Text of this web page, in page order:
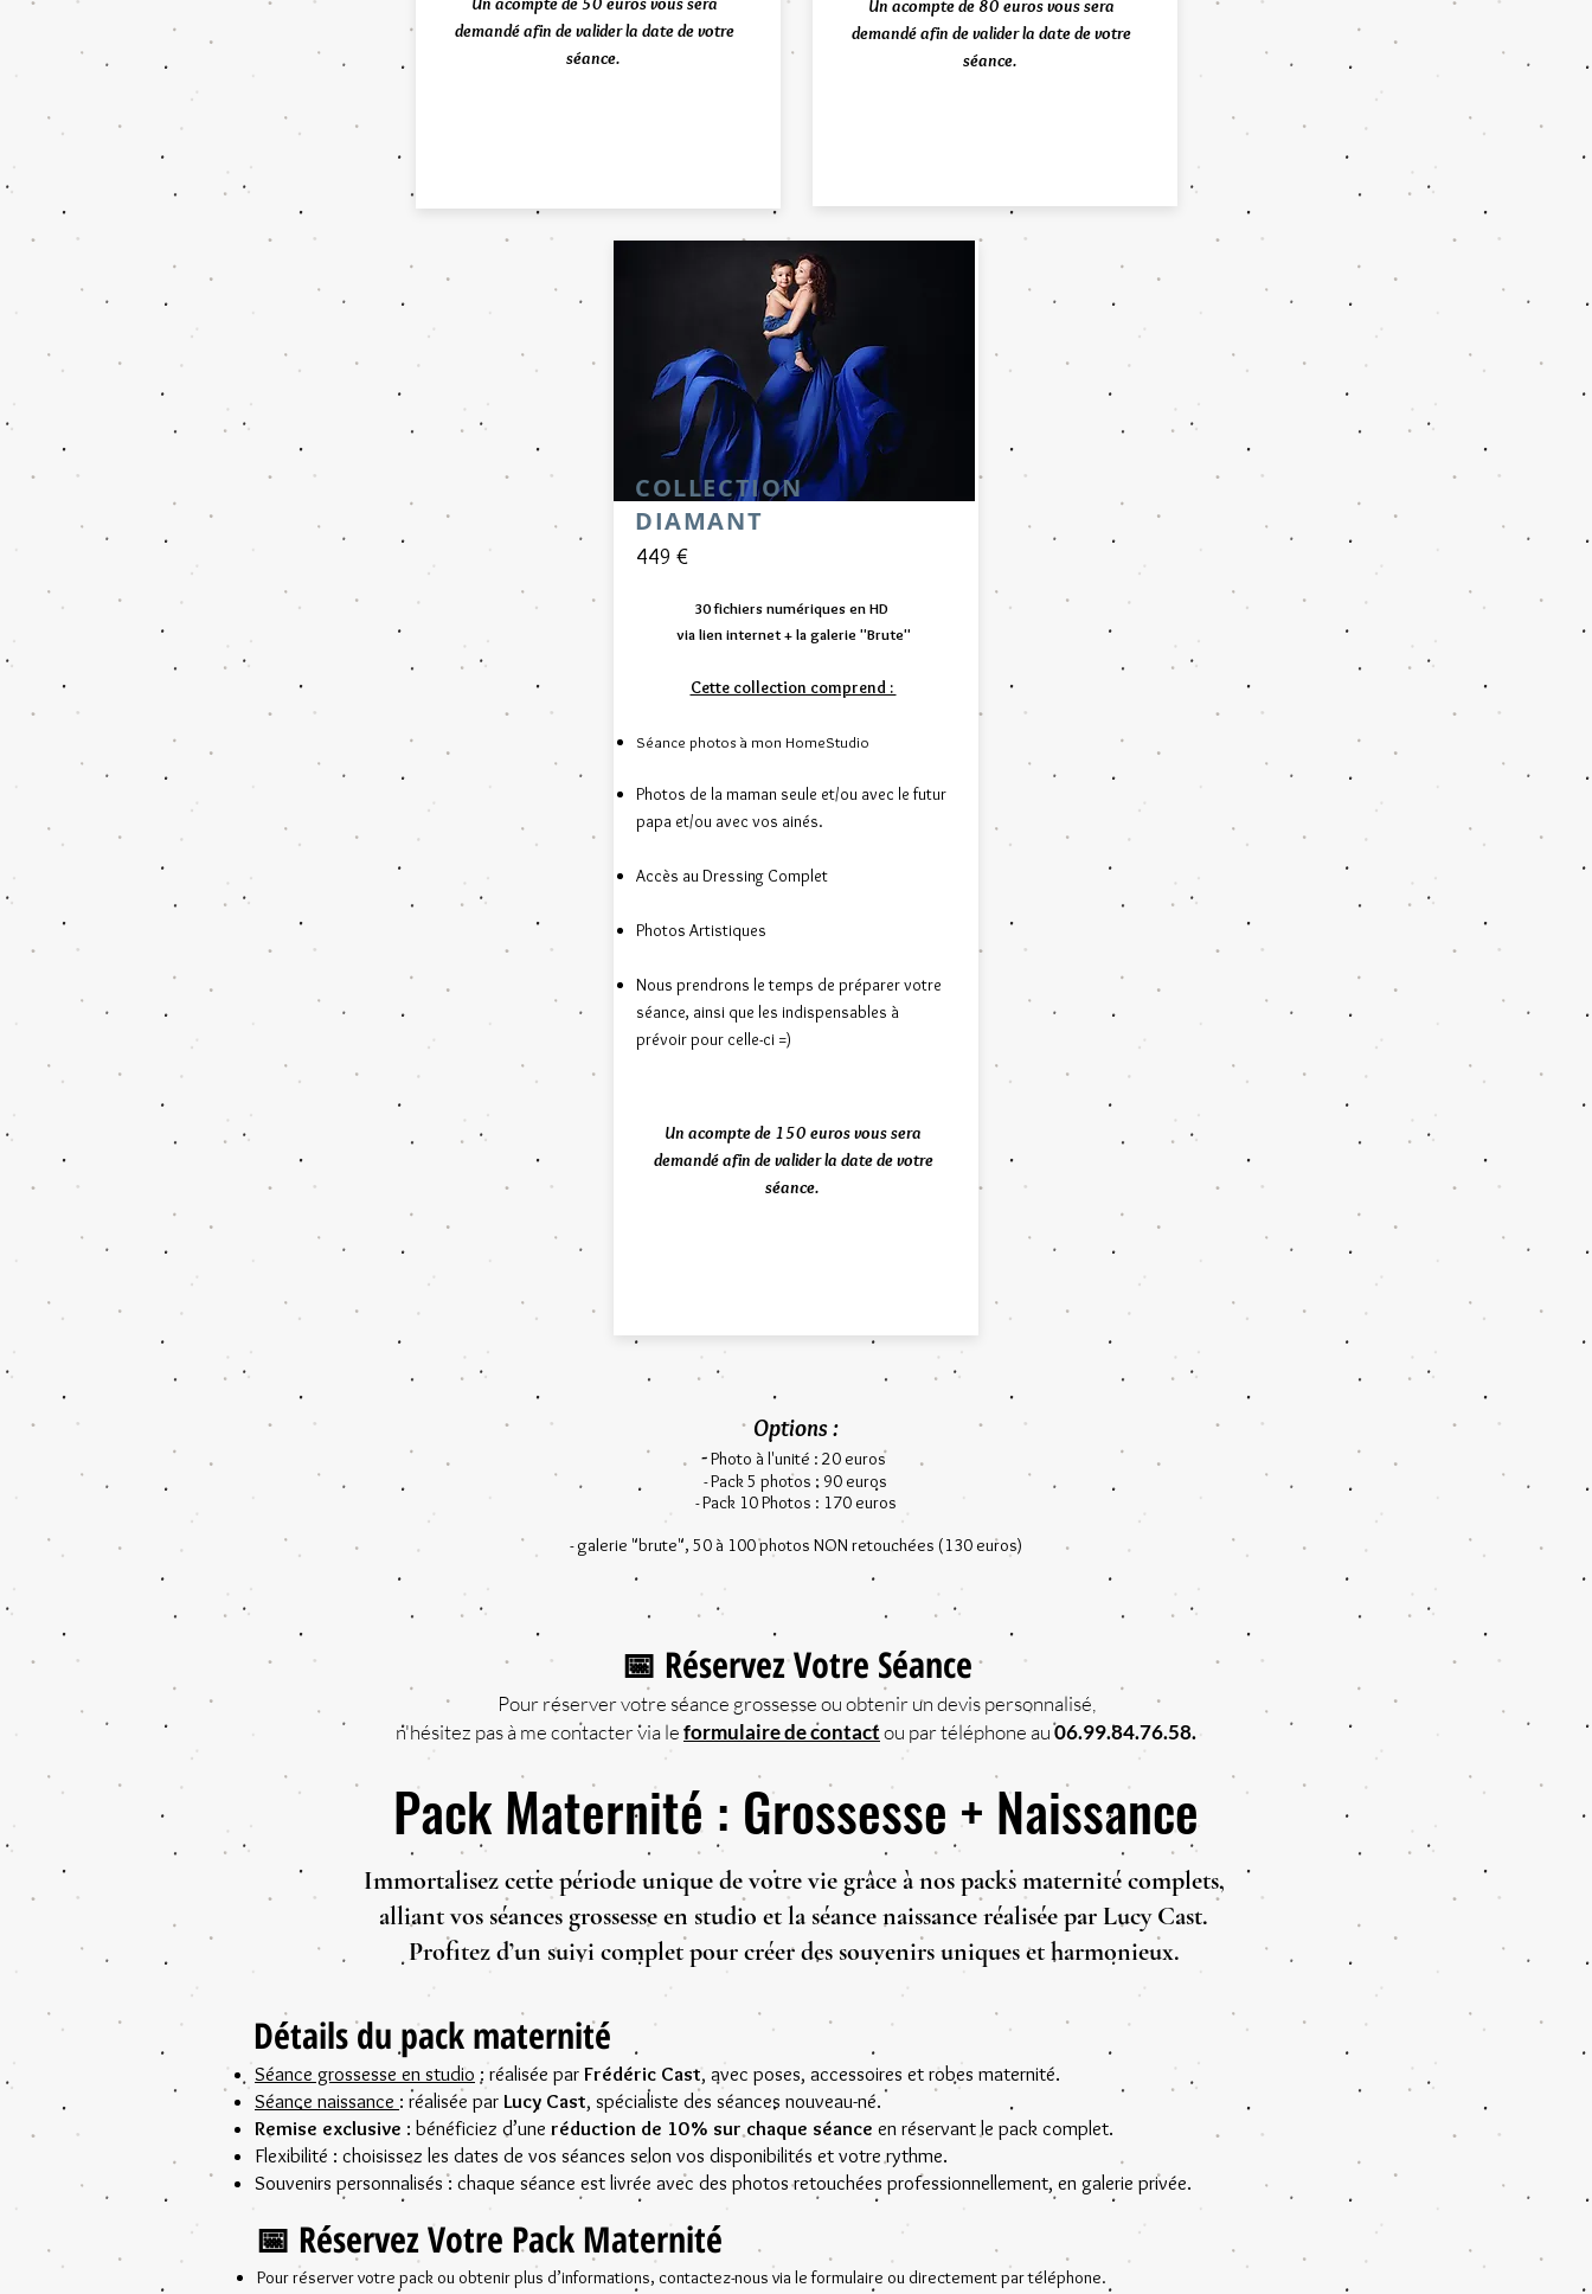
demandé afin de valider la date de votre
séance.
Un acompte de 80 euros vous sera
demandé afin de valider la date de votre
séance.
COLLECTION
DIAMANT
449 €
30 fichiers numériques en HD
via lien internet+ la galerie "Brute"
Cette collection comprend : ​
Séance photos à mon HomeStudio
Photos de la maman seule et/ou avec le futur
papa et/ou avec vos ainés.
Accès au Dressing Complet
Photos Artistiques
Nous prendrons le temps de préparer votre
séance, ainsi que les indispensables à
prévoir pour celle-ci =)
Un acompte de 150 euros vous sera
demandé afin de valider la date de votre
séance.
Options :
-Photo à l'unité : 20 euros
- Pack 5 photos : 90 euros
- Pack 10 Photos : 170 euros
- galerie "brute", 50 à 100 photos NON retouchées (130 euros)
📅 Réservez Votre Séance
Pour réserver votre séance grossesse ou obtenir un devis personnalisé,
n'hésitez pas à me contacter via leformulaire de contactou par téléphone au06.99.84.76.58.
Pack Maternité : Grossesse + Naissance
Immortalisez cette période unique de votre vie grâce à nos packs maternité complets,
alliant vos séances grossesse en studio et la séance naissance réalisée par Lucy Cast.
Profitez d’un suivi complet pour créer des souvenirs uniques et harmonieux.
Détails du pack maternité
Séance grossesse en studio : réalisée par Frédéric Cast, avec poses, accessoires et robes maternité.
Séance naissance : réalisée par Lucy Cast, spécialiste des séances nouveau-né.
Remise exclusive : bénéficiez d’une réduction de 10 % sur chaque séance en réservant le pack complet.
Flexibilité : choisissez les dates de vos séances selon vos disponibilités et votre rythme.
Souvenirs personnalisés : chaque séance est livrée avec des photos retouchées professionnellement, en galerie privée.
📅 Réservez Votre Pack Maternité
Pour réserver votre pack ou obtenir plus d’informations, contactez-nous via le formulaire ou directement par téléphone.